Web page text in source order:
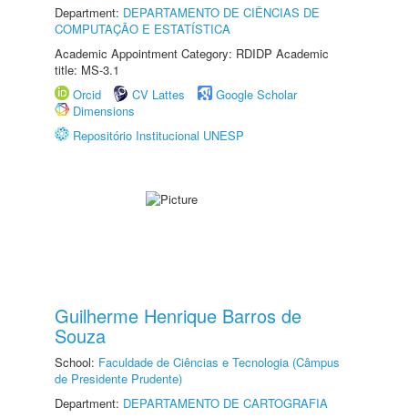
Department: DEPARTAMENTO DE CIÊNCIAS DE
COMPUTAÇÃO E ESTATÍSTICA
Academic Appointment Category: RDIDP Academic
title: MS-3.1
Orcid
CV Lattes
Google Scholar
Dimensions
Repositório Institucional UNESP
Guilherme Henrique Barros de
Souza
School: Faculdade de Ciências e Tecnologia (Câmpus
de Presidente Prudente)
Department: DEPARTAMENTO DE CARTOGRAFIA